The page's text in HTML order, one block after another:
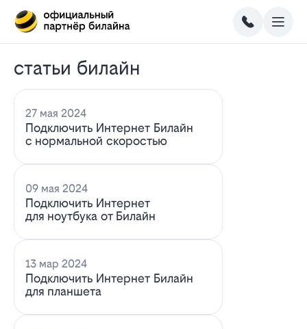
статьи билайн
27 мая 2024
Подключить Интернет Билайн
с нормальной скоростью
09 мая 2024
Подключить Интернет
для ноутбука от Билайн
13 мар 2024
Подключить Интернет Билайн
для планшета